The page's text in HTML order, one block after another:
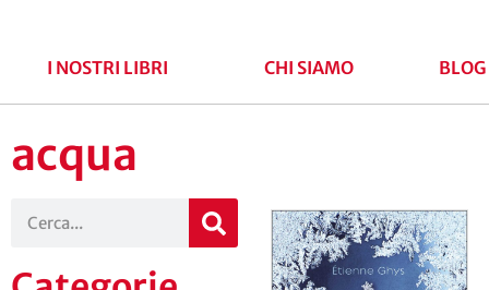
I NOSTRI LIBRI CHI SIAMO BLOG
acqua